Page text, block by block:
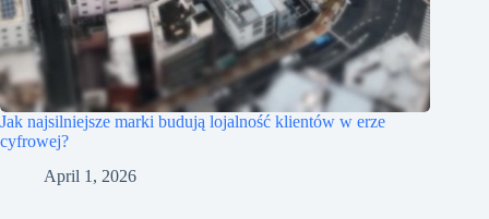
Jak najsilniejsze marki budują lojalność klientów w erze
cyfrowej?
April 1, 2026